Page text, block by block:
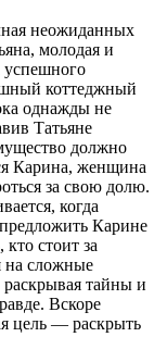
неожиданных
молодая и
успешного
коттеджный
однажды не
Татьяне
должно
Карина, женщина
за свою долю.
когда
Карине
стоит за
на сложные
тайны и
Вскоре
цель — раскрыть